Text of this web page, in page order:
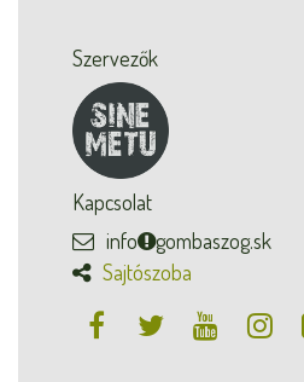
Szervezők
Kapcsolat
info
gombaszog.sk
Sajtószoba